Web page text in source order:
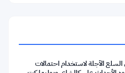
الآجلة لاستخدام احتمالات